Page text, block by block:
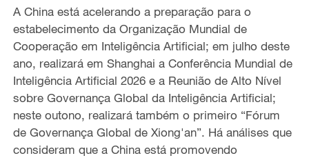
A China está acelerando a preparação para o
estabelecimento da Organização Mundial de
Cooperação em Inteligência Artificial; em julho deste
ano, realizará em Shanghai a Conferência Mundial de
Inteligência Artificial 2026 e a Reunião de Alto Nível
sobre Governança Global da Inteligência Artificial;
neste outono, realizará também o primeiro “Fórum
de Governança Global de Xiong'an”. Há análises que
consideram que a China está promovendo